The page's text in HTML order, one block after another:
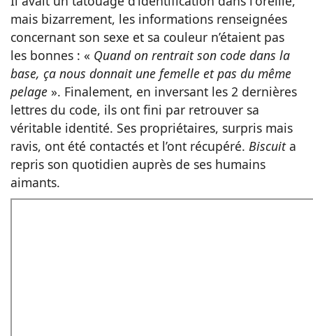
mais bizarrement, les informations renseignées
concernant son sexe et sa couleur n’étaient pas
les bonnes : « Quand on rentrait son code dans la
base, ça nous donnait une femelle et pas du même
pelage ». Finalement, en inversant les 2 dernières
lettres du code, ils ont fini par retrouver sa
véritable identité. Ses propriétaires, surpris mais
ravis, ont été contactés et l’ont récupéré. Biscuita
repris son quotidien auprès de ses humains
aimants.